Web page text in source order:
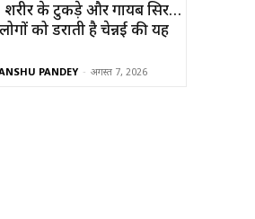
शरीर के टुकड़े और गायब सिर…
को डराती है चेन्नई की यह
PANDEY - अगस्त 7, 2026